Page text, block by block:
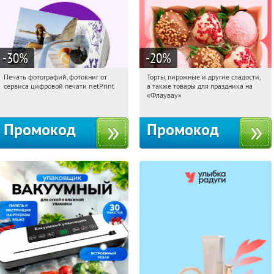
-30%
07:36:22 Получили:
Печать фотографий, фотокниг от
сервиса цифровой печати netPrint
Промокод
-20%
07:36:22 Получили:
Россия
Торты, пирожные и другие сладости,
а также товары для праздника на
«Флаувау»
Промокод